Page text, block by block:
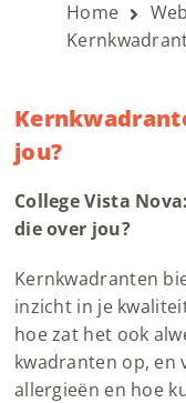
Home
jou?
College Vista
die over jou?
Kernkwadranten
inzicht in je
hoe zat het ook
kwadranten op, en
allergieën en hoe